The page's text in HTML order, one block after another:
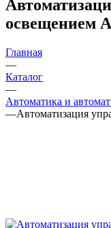
освещением
Главная
—
Каталог
—
Автоматика и
—Автоматизация